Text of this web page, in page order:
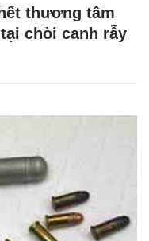
thương tâm
chòi canh rẫy